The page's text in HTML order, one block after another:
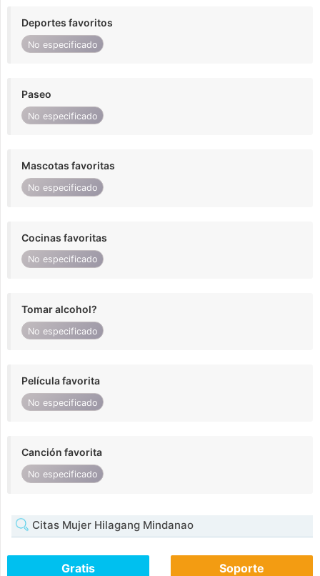
Deportes favoritos
No especificado
Paseo
No especificado
Mascotas favoritas
No especificado
Cocinas favoritas
No especificado
Tomar alcohol?
No especificado
Película favorita
No especificado
Canción favorita
No especificado
Citas Mujer Hilagang Mindanao
Gratis Soporte